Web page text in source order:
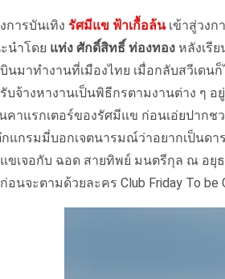
การบันเทิงรัศมีแข ฟ้าเกื้อล้น เข้าสู่วง
นำโดย แท่ง ศักดิ์สิทธิ์ ท่องทอง หลังเรี
นมาทำงานที่เมืองไทย เมื่อกลับสวีเดน
บจ้างหางานเป็นพิธีกรตามงานต่าง ๆ อ
คาแรกเตอร์ของรัศมีแข ก่อนเอ่ยปากช
กแกรมมี่บอกเจตนารมณ์ว่าอยากเป็นด
ขเจอกับ ฉอด สายทิพย์ มนตรีกุล ณ อยุ
อนจะตามด้วยละคร Club Friday To